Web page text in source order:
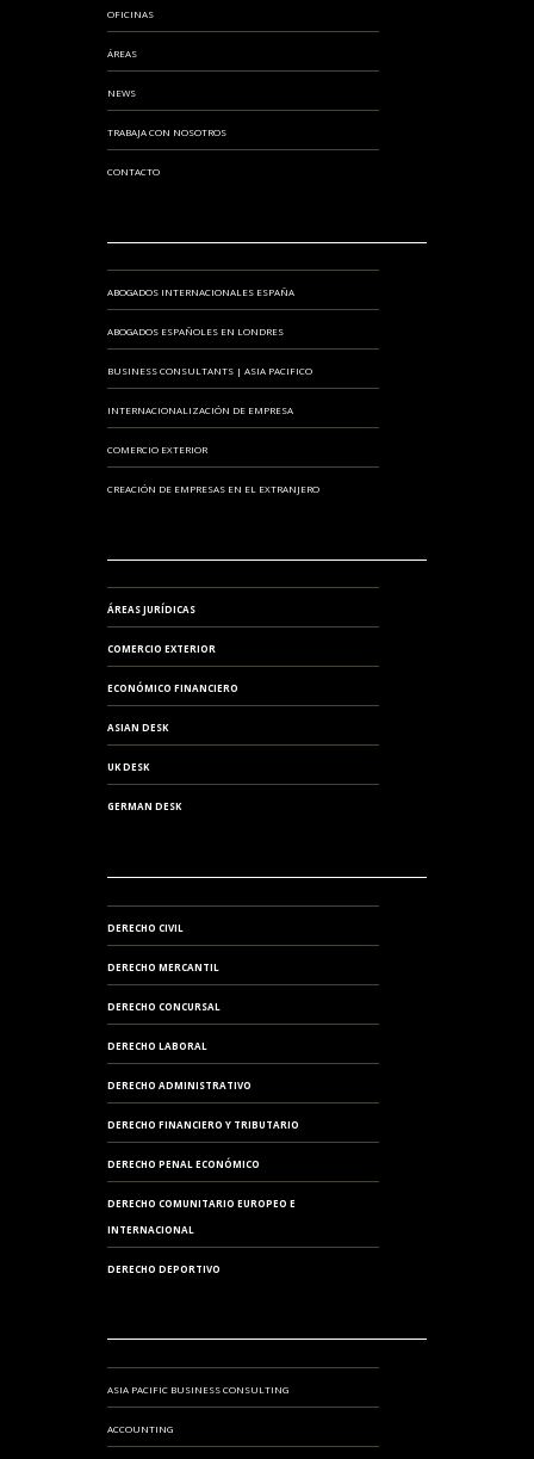
OFICINAS
ÁREAS
NEWS
TRABAJA CON NOSOTROS
CONTACTO
ABOGADOS INTERNACIONALES ESPAÑA
ABOGADOS ESPAÑOLES EN LONDRES
BUSINESS CONSULTANTS | ASIA PACIFICO
INTERNACIONALIZACIÓN DE EMPRESA
COMERCIO EXTERIOR
CREACIÓN DE EMPRESAS EN EL EXTRANJERO
ÁREAS JURÍDICAS
COMERCIO EXTERIOR
ECONÓMICO FINANCIERO
ASIAN DESK
UK DESK
GERMAN DESK
DERECHO CIVIL
DERECHO MERCANTIL
DERECHO CONCURSAL
DERECHO LABORAL
DERECHO ADMINISTRATIVO
DERECHO FINANCIERO Y TRIBUTARIO
DERECHO PENAL ECONÓMICO
DERECHO COMUNITARIO EUROPEO E
INTERNACIONAL
DERECHO DEPORTIVO
ASIA PACIFIC BUSINESS CONSULTING
ACCOUNTING